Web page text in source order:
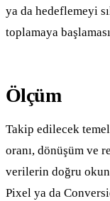
ya da hedeflemeyi
toplamaya
Ölçüm
Takip edilecek
oranı, dönüşüm ve
verilerin doğru
Pixel ya da